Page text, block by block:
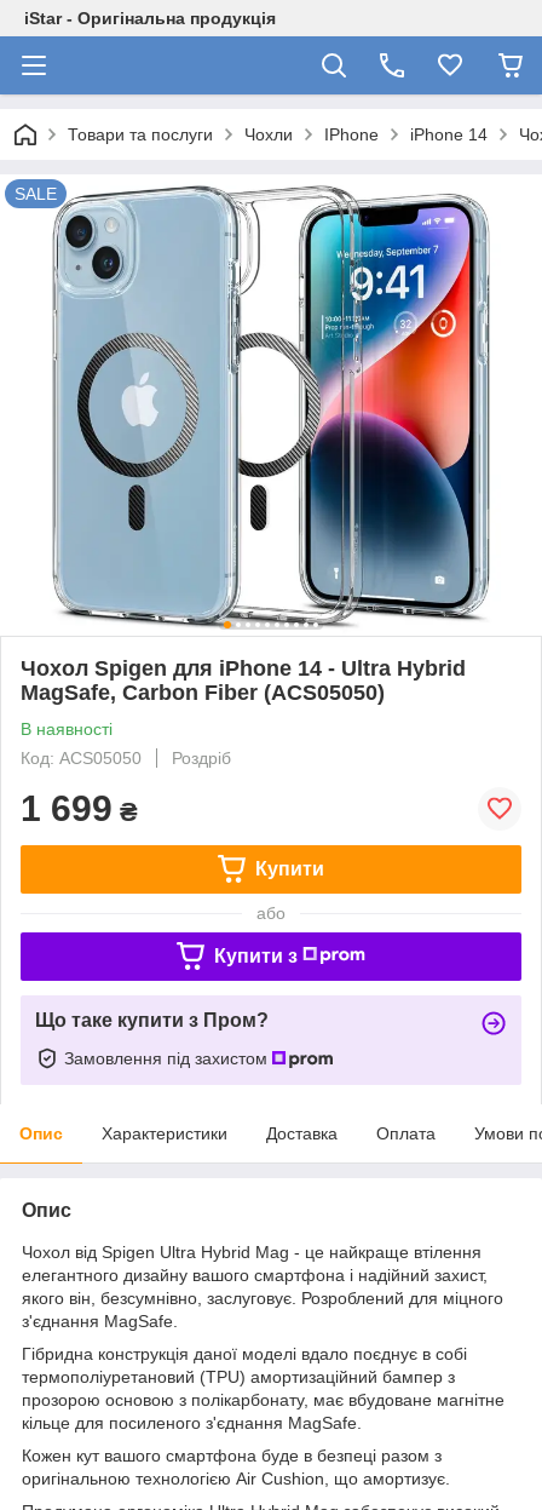
iStar - Оригінальна продукція
Товари та послуги Чохли IPhone iPhone 14
SALE
Чохол Spigen для iPhone 14 - Ultra Hybrid
MagSafe, Carbon Fiber (ACS05050)
В наявності
Код: ACS05050
Роздріб
1 699 ₴
Купити
або
Купити з
Що таке купити з Пром?
Замовлення під захистом
Опис Характеристики Доставка Оплата Умови
Опис
Чохол від Spigen Ultra Hybrid Mag - це найкраще втілення
елегантного дизайну вашого смартфона і надійний захист,
якого він, безсумнівно, заслуговує. Розроблений для міцного
з'єднання MagSafe.
Гібридна конструкція даної моделі вдало поєднує в собі
термополіуретановий (TPU) амортизаційний бампер з
прозорою основою з полікарбонату, має вбудоване магнітне
кільце для посиленого з'єднання MagSafe.
Кожен кут вашого смартфона буде в безпеці разом з
оригінальною технологією Air Cushion, що амортизує.